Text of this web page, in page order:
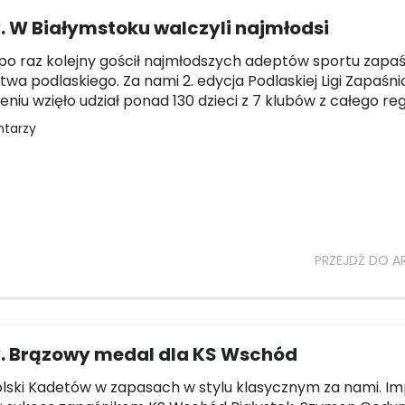
W Białymstoku walczyli najmłodsi
raz kolejny gościł najmłodszych adeptów sportu
podlaskiego. Za nami 2. edycja Podlaskiej Ligi
wzięło udział ponad 130 dzieci z 7 klubów z całego
PRZEJDŹ DO
Brązowy medal dla KS Wschód
Kadetów w zapasach w stylu klasycznym za nami.